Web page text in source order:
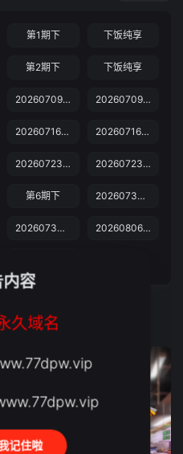
第1期下 下饭纯享
第2期下 下饭纯享
20260709百厨干饭局 20260709下饭纯享
20260716百厨干饭局 20260716下饭纯享
20260723下饭纯享 20260723百厨干饭局
第6期下 20260730下饭纯享
20260730百厨干饭局 20260806百厨干饭局
容
久域名
记住啦